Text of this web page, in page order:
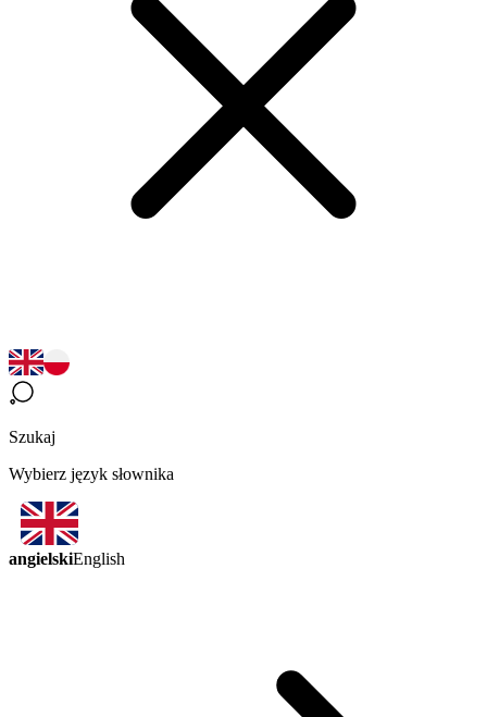
Szukaj
Wybierz język słownika
angielskiEnglish